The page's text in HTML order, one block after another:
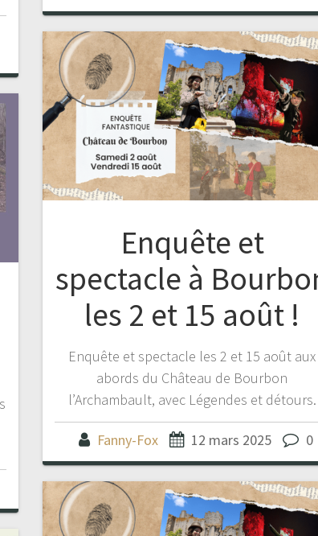
Enquête et
spectacle à
les 2 et 15 août !
Enquête et spectacle les 2 et 15 août aux
abords du Château de Bourbon
l’Archambault, avec Légendes et détours.
Fanny-Fox 12 mars 2025 0